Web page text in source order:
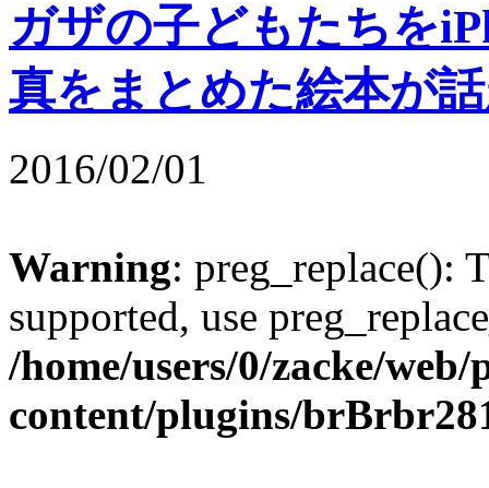
ガザの子どもたちを
真をまとめた絵本が
2016/02/01
Warning: preg_replace():
supported, use
/home/users/0/zacke/
content/plugins/